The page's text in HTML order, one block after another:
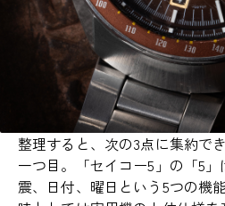
整理すると、次の3点に集約で
一つ目。「セイコー5」の「5
震、日付、曜日という5つの機